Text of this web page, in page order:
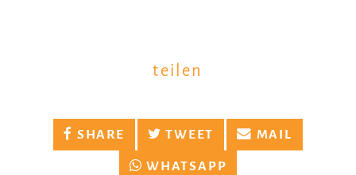
teilen
SHARE TWEET MAIL
WHATSAPP